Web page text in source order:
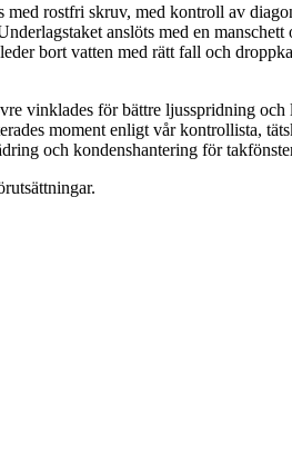
rostfri skruv, med kontroll av
anslöts med en
bort vatten med rätt fall och
vinklades för bättre ljusspridning
moment enligt vår kontrollista,
och kondenshantering för